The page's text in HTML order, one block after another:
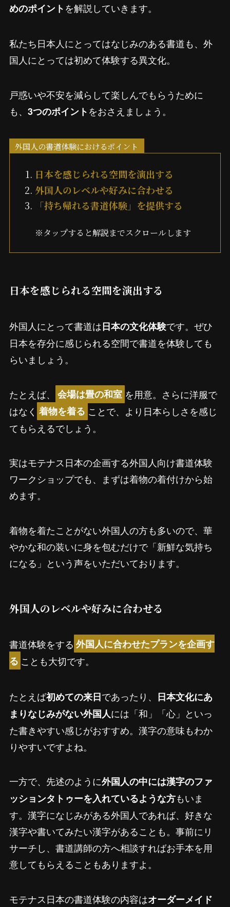
めのポイントを解説していきます。
私たち日本人にとってはなじみのある書道も、外
国人にとっては初めて体験する異文化。
戸惑いや不安を減らして楽しんでもらうために
も、 3つのポイントをおさえましょう。
外国人の書道体験におけるポイント
日本を感じられる空間を演出する
外国人のレベルや好みに合わせる
「持ち帰れる書道体験」を提供する
※タップすると解説までスクロールします
日本を感じられる空間を演出する
外国人にとって書道は日本の文化体験です。ぜひ
日本を存分に感じられる空間で書道を体験しても
らいましょう。
たとえば、 会場は畳の和室 を用意。さらに洋服で
はなく 着物を着る ことで、より日本らしさを感じ
てもらえるでしょう。
実はモテナス日本の企画する外国人向け書道体験
ワークショップでも、まずは着物の着付けから始
めます。
着物を着たことがない外国人の方も多いので、華
やかな和の装いに身を包むだけで「新鮮な気持ち
になる」という声をいただいております。
外国人のレベルや好みに合わせる
書道体験をする 外国人に合わせたプランを企画す
る ことも大切です。
たとえば初めての来日であったり、 日本文化にあ
まりなじみがない外国人には「和」「心」といっ
た書きやすい感じがおすすめ。漢字の意味もわか
りやすいですよね。
一方で、先述のように外国人の中には漢字のファ
ッションタトゥーを入れているような方もいま
す。漢字になじみがある外国人であれば、好きな
漢字や書いてみたい漢字があることも。事前にリ
サーチし、書道講師の方へ相談すればお手本を用
意してもらえることもありますよ。
モテナス日本の書道体験の内容はオーダーメイド